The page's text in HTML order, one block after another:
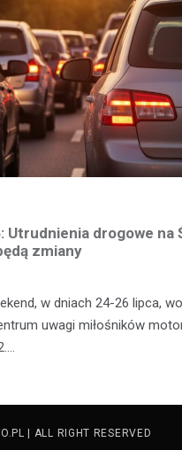
Utrudnienia drogowe na
zmiany
w dniach 24-26 lipca,
uwagi miłośników
| ALL RIGHT RESERVED